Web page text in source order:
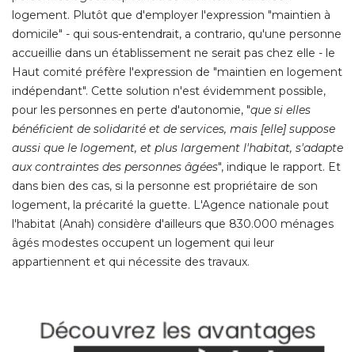
logement. Plutôt que d'employer l'expression "maintien à
domicile" - qui sous-entendrait, a contrario, qu'une personne
accueillie dans un établissement ne serait pas chez elle - le
Haut comité préfère l'expression de "maintien en logement
indépendant". Cette solution n'est évidemment possible,
pour les personnes en perte d'autonomie, "que si elles
bénéficient de solidarité et de services, mais [elle] suppose
aussi que le logement, et plus largement l'habitat, s'adapte
aux contraintes des personnes âgées", indique le rapport. Et
dans bien des cas, si la personne est propriétaire de son
logement, la précarité la guette. L'Agence nationale pout
l'habitat (Anah) considère d'ailleurs que 830.000 ménages
âgés modestes occupent un logement qui leur
appartiennent et qui nécessite des travaux.